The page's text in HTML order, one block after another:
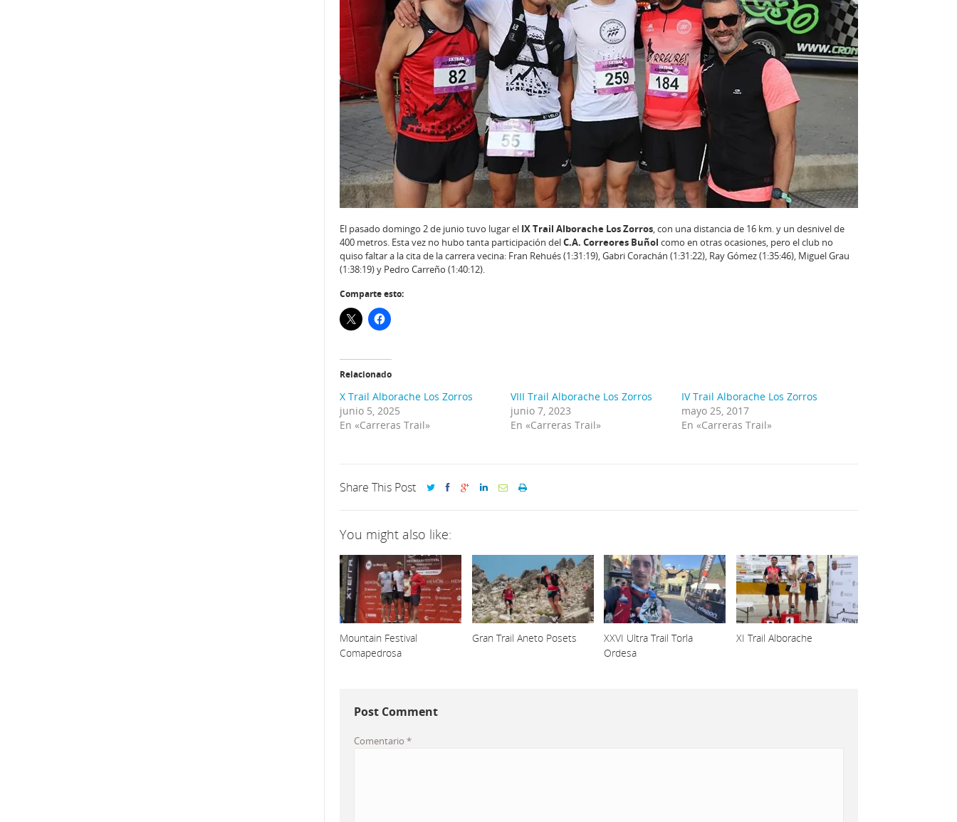
El pasado domingo 2 de junio tuvo lugar el IX Trail Alborache Los Zorros, con una distancia de 16 km. y un desnivel de
400 metros. Esta vez no hubo tanta participación delC.A. Correores Buñol como en otras ocasiones, pero el club no
quiso faltar a la cita de la carrera vecina: Fran Rehués (1:31:19), Gabri Corachán (1:31:22), Ray Gómez (1:35:46), Miguel Grau
(1:38:19) y Pedro Carreño (1:40:12).
Comparte esto:
Relacionado
X Trail Alborache Los Zorros
junio 5, 2025
En «Carreras Trail»
VIII Trail Alborache Los Zorros
junio 7, 2023
En «Carreras Trail»
IV Trail Alborache Los Zorros
mayo 25, 2017
En «Carreras Trail»
Share This Post
You might also like:
Mountain Festival
Comapedrosa
Gran Trail Aneto Posets
XXVI Ultra Trail Torla
Ordesa
XI Trail Alborache
Post Comment
Comentario *